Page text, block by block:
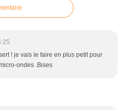
! je vais le faire en plus petit pour
ondes .Bises